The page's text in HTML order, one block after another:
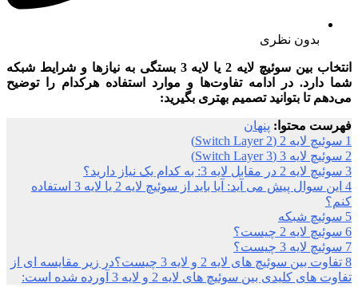
بدون نظری
انتخاب بین سوئیچ لایه 2 یا لایه 3 بستگی به نیازها و شرایط شبکه
شما دارد. در ادامه تفاوت‌ها و موارد استفاده هرکدام را توضیح
می‌دهم تا بتوانید تصمیم بهتری بگیرید:
فهرست محتوا: پنهان
1 سوئیچ لایه 2 (Switch Layer 2)
2 سوئیچ لایه 3 (Switch Layer 3)
3 سوئیچ لایه 2 در مقابل لایه 3: به کدام یک نیاز دارید؟
4
این سوال پیش می آید: آیا باید از سوئیچ لایه 2 یا لایه 3 استفاده
کنم؟
5 سوئیچ شبکه
6 سوئیچ لایه 2 چیست؟
7 سوئیچ لایه 3 چیست؟
8
تفاوت بین سوئیچ های لایه 2 و لایه 3 چیست؟در زیر مقایسه ای از
تفاوت های کلیدی بین سوئیچ های لایه 2 و لایه 3 آورده شده است: